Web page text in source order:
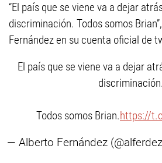
“El país que se viene va a dejar
discriminación. Todos somos
Fernández en su cuenta oficial de
El país que se viene va a dejar
discriminación.
Todos somos Brian.https://
— Alberto Fernández